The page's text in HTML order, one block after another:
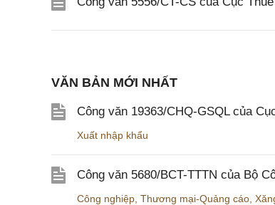
VĂN BẢN MỚI NHẤT
Công văn 19363/CHQ-GSQL của
Xuất nhập khẩu
Công văn 5680/BCT-TTTN của Bộ
Công nghiệp Thương mại-Quảng cáo